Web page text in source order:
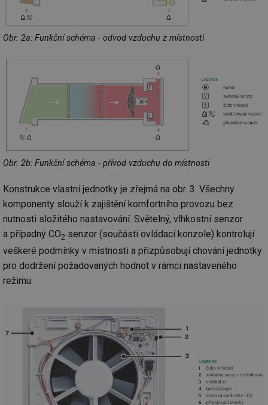
Obr. 2a: Funkční schéma - odvod vzduchu z místnosti
Obr. 2b: Funkční schéma - přívod vzduchu do místnosti
Konstrukce vlastní jednotky je zřejmá na obr. 3. Všechny
komponenty slouží k zajištění komfortního provozu bez
nutnosti složitého nastavování. Světelný, vlhkostní senzor
a případný CO2 senzor (součástí ovládací konzole) kontrolují
veškeré podmínky v místnosti a přizpůsobují chování jednotky
pro dodržení požadovaných hodnot v rámci nastaveného
režimu.